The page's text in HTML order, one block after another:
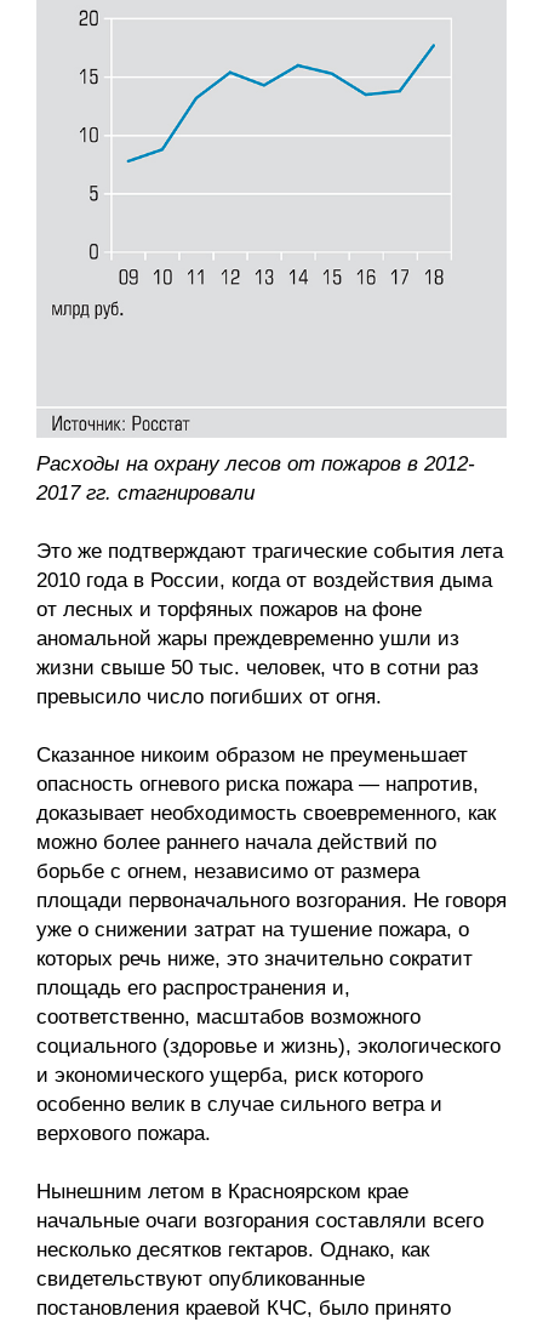
Расходы на охрану лесов от пожаров в 2012-
2017 гг. стагнировали
Это же подтверждают трагические события лета
2010 года в России, когда от воздействия дыма
от лесных и торфяных пожаров на фоне
аномальной жары преждевременно ушли из
жизни свыше 50 тыс. человек, что в сотни раз
превысило число погибших от огня.
Сказанное никоим образом не преуменьшает
опасность огневого риска пожара — напротив,
доказывает необходимость своевременного, как
можно более раннего начала действий по
борьбе с огнем, независимо от размера
площади первоначального возгорания. Не говоря
уже о снижении затрат на тушение пожара, о
которых речь ниже, это значительно сократит
площадь его распространения и,
соответственно, масштабов возможного
социального (здоровье и жизнь), экологического
и экономического ущерба, риск которого
особенно велик в случае сильного ветра и
верхового пожара.
Нынешним летом в Красноярском крае
начальные очаги возгорания составляли всего
несколько десятков гектаров. Однако, как
свидетельствуют опубликованные
постановления краевой КЧС, было принято